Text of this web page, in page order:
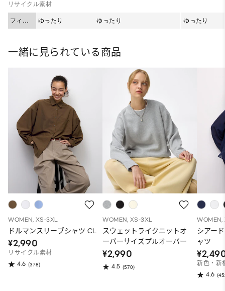
リサイクル素材
フィッ
ト
ゆったり ゆったり ゆったり
一緒に見られている商品
WOMEN, XS-3XL
ドルマンスリーブシャツ CL
¥2,990
リサイクル素材
4.6 (378)
WOMEN, XS-3XL
スウェットライクニットオ
ーバーサイズプルオーバー
¥2,990
4.5 (570)
WOMEN,
シアー
ャツ
新色・新
4.6